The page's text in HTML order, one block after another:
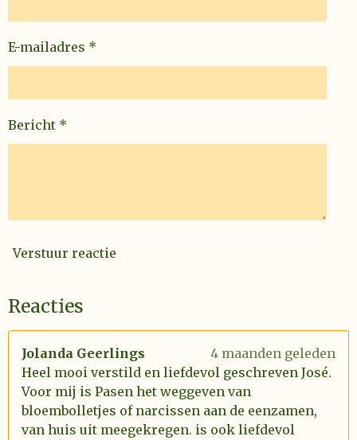
E-mailadres *
Bericht *
Verstuur reactie
Reacties
Jolanda Geerlings
4 maanden geleden
Heel mooi verstild en liefdevol geschreven José.
Voor mij is Pasen het weggeven van
bloembolletjes of narcissen aan de eenzamen,
van huis uit meegekregen. is ook liefdevol